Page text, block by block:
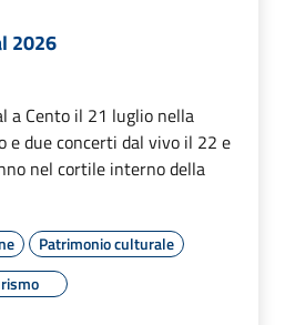
2026
a Cento il 21 luglio nella
e due concerti dal vivo il 22 e
nel cortile interno della
Patrimonio culturale